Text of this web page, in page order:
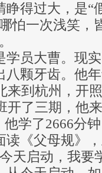
得过大，是“
怕一次浅笑，
学员大曹。现
八颗牙齿。他
来到杭州，开
开了三期，他
学了2666分
《父母规》
天启动，我要